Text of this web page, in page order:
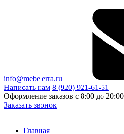
info@mebelerra.ru
Написать нам 8 (920) 921-61-51
Оформление заказов с 8:00 до 20:00
Заказать звонок
Главная